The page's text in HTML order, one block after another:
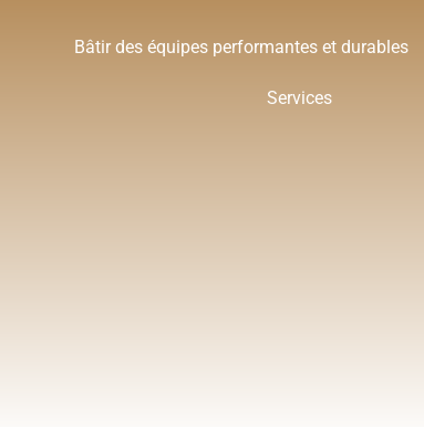
Bâtir des équipes performantes et durables
Services